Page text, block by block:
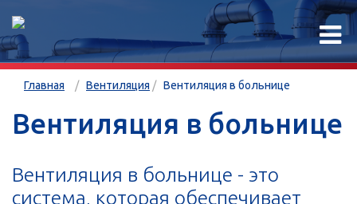
Главная Вентиляция Вентиляция в больнице
Вентиляция в больнице
Вентиляция в больнице - это
система, которая обеспечивает